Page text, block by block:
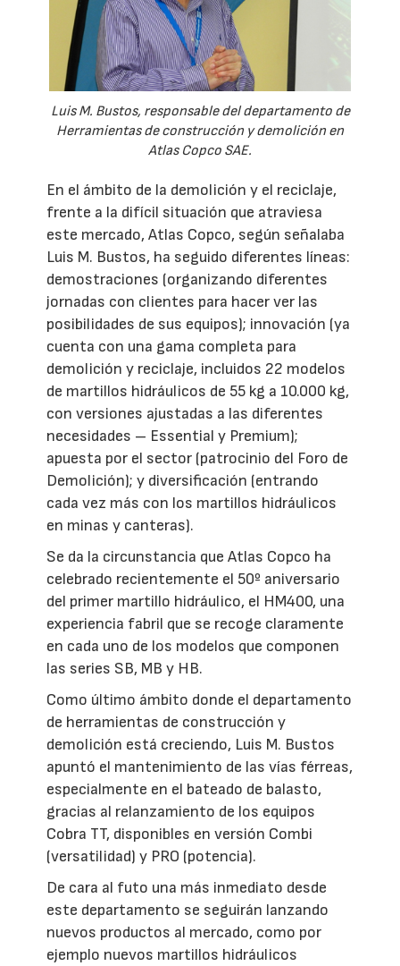
Luis M. Bustos, responsable del departamento de
Herramientas de construcción y demolición en
Atlas Copco SAE.
En el ámbito de la demolición y el reciclaje,
frente a la difícil situación que atraviesa
este mercado, Atlas Copco, según señalaba
Luis M. Bustos, ha seguido diferentes líneas:
demostraciones (organizando diferentes
jornadas con clientes para hacer ver las
posibilidades de sus equipos); innovación (ya
cuenta con una gama completa para
demolición y reciclaje, incluidos 22 modelos
de martillos hidráulicos de 55 kg a 10.000 kg,
con versiones ajustadas a las diferentes
necesidades – Essential y Premium);
apuesta por el sector (patrocinio del Foro de
Demolición); y diversificación (entrando
cada vez más con los martillos hidráulicos
en minas y canteras).
Se da la circunstancia que Atlas Copco ha
celebrado recientemente el 50º aniversario
del primer martillo hidráulico, el HM400, una
experiencia fabril que se recoge claramente
en cada uno de los modelos que componen
las series SB, MB y HB.
Como último ámbito donde el departamento
de herramientas de construcción y
demolición está creciendo, Luis M. Bustos
apuntó el mantenimiento de las vías férreas,
especialmente en el bateado de balasto,
gracias al relanzamiento de los equipos
Cobra TT, disponibles en versión Combi
(versatilidad) y PRO (potencia).
De cara al futo una más inmediato desde
este departamento se seguirán lanzando
nuevos productos al mercado, como por
ejemplo nuevos martillos hidráulicos